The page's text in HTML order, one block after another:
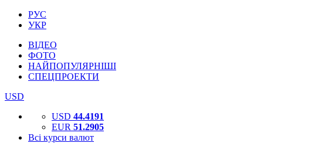
РУС
УКР
ВІДЕО
ФОТО
НАЙПОПУЛЯРНІШІ
СПЕЦПРОЕКТИ
USD
USD 44.4191
EUR 51.2905
Всі курси валют